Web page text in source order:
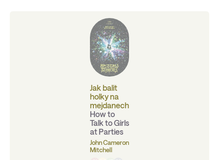
Jak balit
holky na
mejdanech
How to
Talk to Girls
at Parties
John Cameron
Mitchell